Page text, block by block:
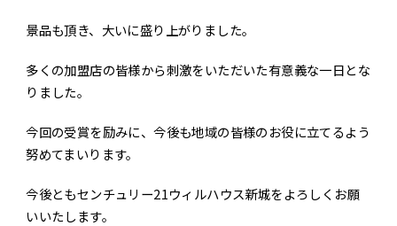
景品も頂き、大いに盛り上がりました。
多くの加盟店の皆様から刺激をいただいた有意義な一日とな
りました。
今回の受賞を励みに、今後も地域の皆様のお役に立てるよう
努めてまいります。
今後ともセンチュリー21ウィルハウス新城をよろしくお願
いいたします。